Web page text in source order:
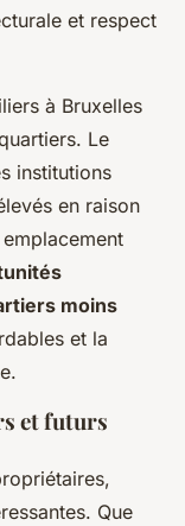
et respect
à Bruxelles
Le
institutions
en raison
moins
et la
et futurs
Que